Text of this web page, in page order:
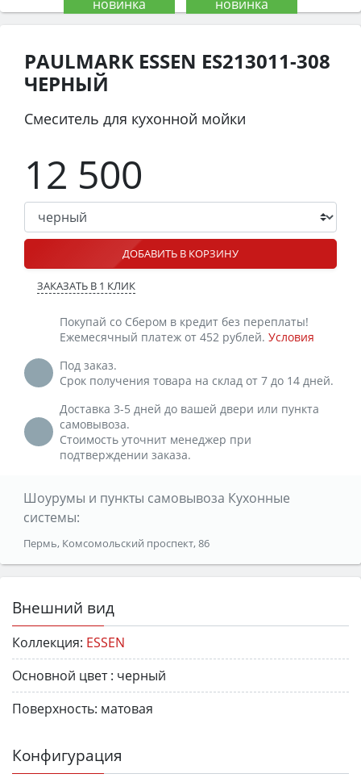
PAULMARK ESSEN ES213011-308
ЧЕРНЫЙ
Смеситель для кухонной мойки
12 500
ДОБАВИТЬ В КОРЗИНУ
ЗАКАЗАТЬ В 1 КЛИК
Покупай со Сбером в кредит без переплаты!
Ежемесячный платеж от 452 рублей. Условия
Под заказ.
Срок получения товара на склад от 7 до 14 дней.
Доставка 3-5 дней до вашей двери или пункта
самовывоза.
Стоимость уточнит менеджер при
подтверждении заказа.
Шоурумы и пункты самовывоза Кухонные
системы:
Пермь, Комсомольский проспект, 86
Внешний вид
Коллекция: ESSEN
Основной цвет : черный
Поверхность: матовая
Конфигурация